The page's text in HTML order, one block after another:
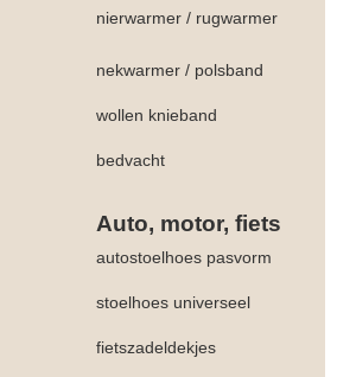
nierwarmer / rugwarmer
nekwarmer / polsband
wollen knieband
bedvacht
Auto, motor, fiets
autostoelhoes pasvorm
stoelhoes universeel
fietszadeldekjes